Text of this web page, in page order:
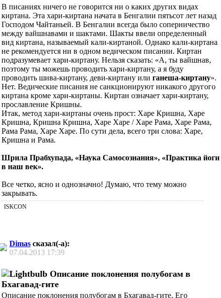
В писаниях ничего не говорится ни о каких других видах
киртана. Эта хари-киртана начата в Бенгалии пятьсот лет назад
Господом Чайтаньей. В Бенгалии всегда было соперничество
между вайшнавами и шактами. Шакты ввели определенный
вид киртана, называемый кали-киртаной. Однако кали-киртана
не рекомендуется ни в одном ведическом писании. Киртан
подразумевает хари-киртану. Нельзя сказать: «А, ты вайшнав,
поэтому ты можешь проводить хари-киртану, а я буду
проводить шива-киртану, деви-киртану или ганеша-киртану».
Нет. Ведические писания не санкционируют никакого другого
киртана кроме хари-киртаны. Киртан означает хари-киртану,
прославление Кришны.
Итак, метод хари-киртаны очень прост: Харе Кришна, Харе
Кришна, Кришна Кришна, Харе Харе / Харе Рама, Харе Рама,
Рама Рама, Харе Харе. По сути дела, всего три слова: Харе,
Кришна и Рама.
Шрила Прабхупада, «Наука Самосознания», «Практика йоги
в наш век».
Все четко, ясно и однозначно! Думаю, что тему можно
закрывать.
ISKCON
Dimas сказал(-а):
07.04.2013 17:39
Описание поклонения полубогам в
Бхагавад-гите
Описание поклонения полубогам в Бхагавад-гите, Его